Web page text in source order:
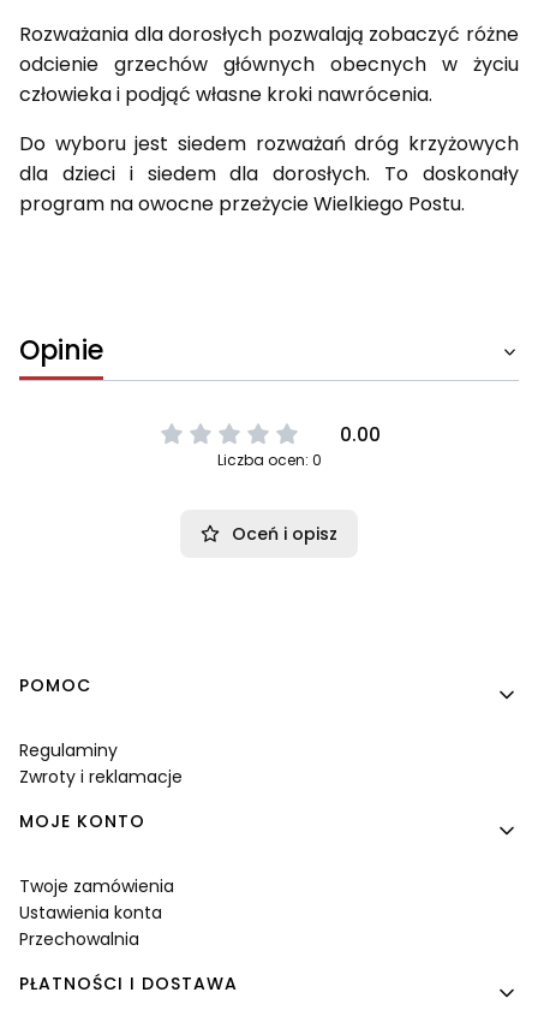
Rozważania dla dorosłych pozwalają zobaczyć różne
odcienie grzechów głównych obecnych w życiu
człowieka i podjąć własne kroki nawrócenia.
Do wyboru jest siedem rozważań dróg krzyżowych
dla dzieci i siedem dla dorosłych. To doskonały
program na owocne przeżycie Wielkiego Postu.
Opinie
0.00
Liczba ocen: 0
Oceń i opisz
Linki w stopce
POMOC
Regulaminy
Zwroty i reklamacje
MOJE KONTO
Twoje zamówienia
Ustawienia konta
Przechowalnia
PŁATNOŚCI I DOSTAWA